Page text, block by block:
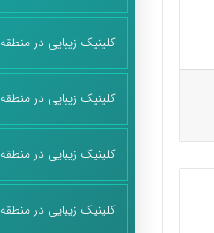
کلینیک زیبایی در منطقه 9
کلینیک زیبایی در منطقه 10
کلینیک زیبایی در منطقه 11
کلینیک زیبایی در منطقه 12